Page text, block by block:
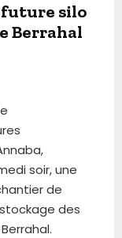
future silo
Berrahal
soir, une
de
des